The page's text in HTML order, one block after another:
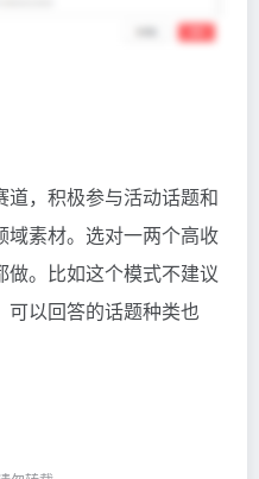
，积极参与活动话题和
域素材。选对一两个高收
。比如这个模式不建议
以回答的话题种类也